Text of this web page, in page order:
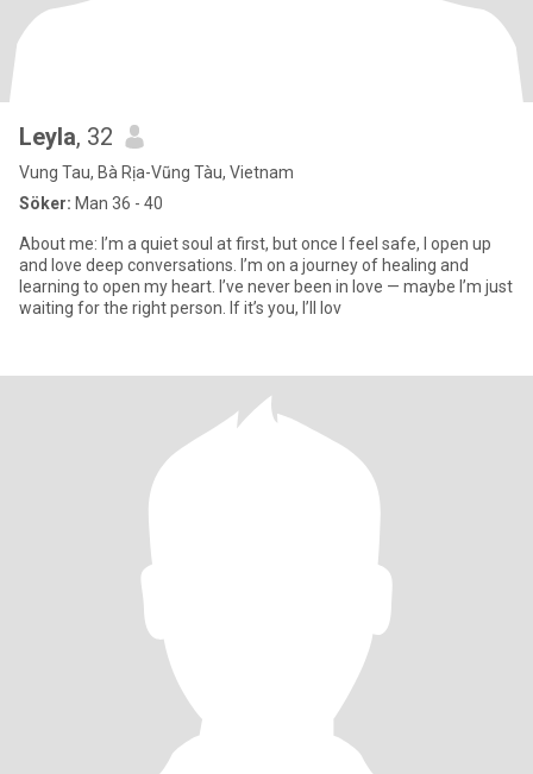
Leyla, 32
Vung Tau, Bà Rịa-Vũng Tàu, Vietnam
Söker: Man 36 - 40
About me: I’m a quiet soul at first, but once I feel safe, I open up
and love deep conversations. I’m on a journey of healing and
learning to open my heart. I’ve never been in love — maybe I’m just
waiting for the right person. If it’s you, I’ll lov